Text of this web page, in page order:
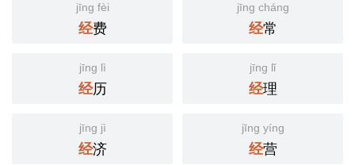
jīng fèi
经费
jīng cháng
经常
jīng lì
经历
jīng lǐ
经理
jīng jì
经济
jīng yíng
经营